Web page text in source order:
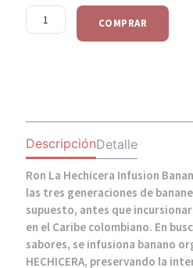
COMPRAR
DescripciónDetalle
Ron La Hechicera Infusion
las tres generaciones de
supuesto, antes que
en el Caribe colombiano. En
sabores, se infusiona banano
HECHICERA, preservando la